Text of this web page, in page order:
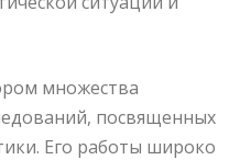
множества
посвященных
Его работы широко